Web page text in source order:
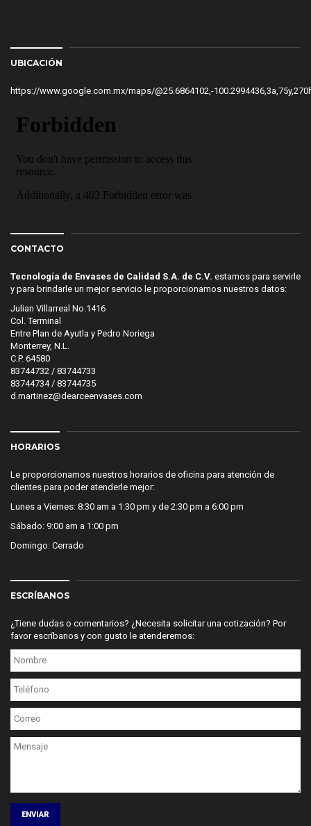
UBICACIÓN
https://www.google.com.mx/maps/@25.6864102,-
CONTACTO
Tecnología de Envases de Calidad S.A. de C.V. estamos para servirle
y para brindarle un mejor servicio le proporcionamos nuestros datos:
Julian Villarreal No.1416
Col. Terminal
Entre Plan de Ayutla y Pedro Noriega
Monterrey, N.L.
C.P. 64580
83744732 / 83744733
83744734 / 83744735
d.martinez@dearceenvases.com
HORARIOS
Le proporcionamos nuestros horarios de oficina para atención de
clientes para poder atenderle mejor:
Lunes a Viernes: 8:30 am a 1:30 pm y de 2:30 pm a 6:00 pm
Sábado: 9:00 am a 1:00 pm
Domingo: Cerrado
ESCRÍBANOS
¿Tiene dudas o comentarios? ¿Necesita solicitar una cotización? Por
favor escríbanos y con gusto le atenderemos:
ENVIAR